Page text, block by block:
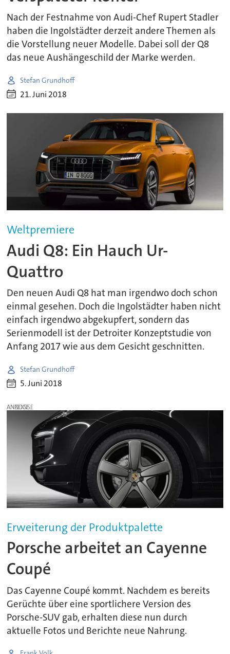
Nach der Festnahme von Audi-Chef Rupert Stadler
haben die Ingolstädter derzeit andere Themen als
die Vorstellung neuer Modelle. Dabei soll der Q8
das neue Aushängeschild der Marke werden.
Stefan Grundhoff
21. Juni 2018
Weltpremiere
Audi Q8: Ein Hauch Ur-
Quattro
Den neuen Audi Q8 hat man irgendwo doch schon
einmal gesehen. Doch die Ingolstädter haben nicht
einfach irgendwo abgekupfert, sondern das
Serienmodell ist der Detroiter Konzeptstudie von
Anfang 2017 wie aus dem Gesicht geschnitten.
Stefan Grundhoff
5. Juni 2018
ANZEIGE
Erweiterung der Produktpalette
Porsche arbeitet an Cayenne
Coupé
Das Cayenne Coupé kommt. Nachdem es bereits
Gerüchte über eine sportlichere Version des
Porsche-SUV gab, erhalten diese nun durch
aktuelle Fotos und Berichte neue Nahrung.